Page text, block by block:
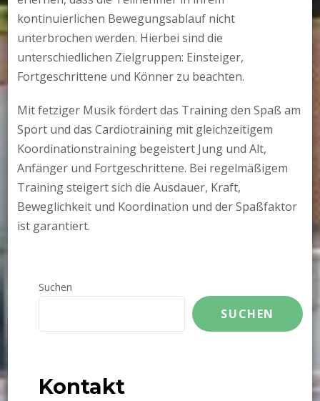
kontinuierlichen Bewegungsablauf nicht
unterbrochen werden. Hierbei sind die
unterschiedlichen Zielgruppen: Einsteiger,
Fortgeschrittene und Könner zu beachten.
Mit fetziger Musik fördert das Training den Spaß am
Sport und das Cardiotraining mit gleichzeitigem
Koordinationstraining begeistert Jung und Alt,
Anfänger und Fortgeschrittene. Bei regelmäßigem
Training steigert sich die Ausdauer, Kraft,
Beweglichkeit und Koordination und der Spaßfaktor
ist garantiert.
Suchen
SUCHEN
Kontakt